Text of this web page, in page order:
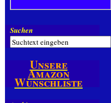
Suchen
Unsere
Amazon
Wunschliste